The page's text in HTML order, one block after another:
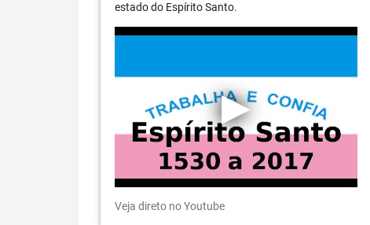
estado do Espírito Santo.
Veja direto no Youtube